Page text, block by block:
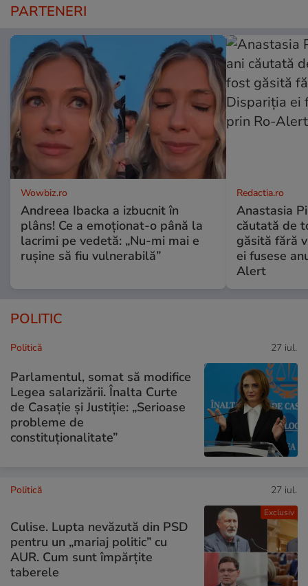
PARTENERI
Wowbiz.ro
Andreea Ibacka a izbucnit în
plâns! Ce a emoționat-o până la
lacrimi pe vedetă: „Nu-mi mai e
rușine să fiu vulnerabilă”
Redactia.ro
Anastasia
căutată de
găsită fără
ei fusese
Alert
POLITIC
Politică 27 iul.
Parlamentul, somat să modifice
Legea salarizării. Înalta Curte
de Casație și Justiție: „Serioase
probleme de
constituționalitate”
Exclusiv
Politică 27 iul.
Culise. Lupta nevăzută din PSD
pentru un „mariaj politic” cu
AUR. Cum sunt împărțite
taberele